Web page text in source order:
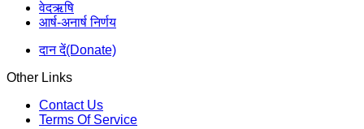
वेदऋषि
आर्ष-अनार्ष निर्णय
दान दें(Donate)
Other Links
Contact Us
Terms Of Service